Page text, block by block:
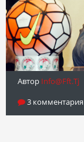
Автор Info@fft.tj
3 комментария